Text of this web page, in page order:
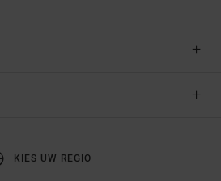
KIES UW REGIO